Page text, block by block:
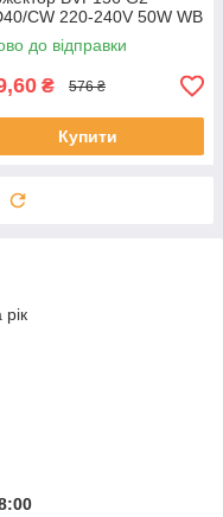
CW 220-240V 50W WB
до відправки
₴ 576 ₴
Купити